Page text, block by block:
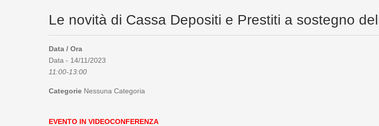
Le novità di Cassa Depositi e Prestiti a sostegno
Data / Ora
Data - 14/11/2023
11:00-13:00
Categorie Nessuna Categoria
EVENTO IN VIDEOCONFERENZA